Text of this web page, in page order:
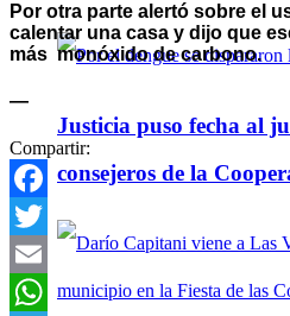
Justicia puso fecha al
consejeros de la
Por otra parte alertó sobre el
calentar una casa y dijo que
más monóxido de carbono.
—
Compartir:
Facebook
Twitter
Email